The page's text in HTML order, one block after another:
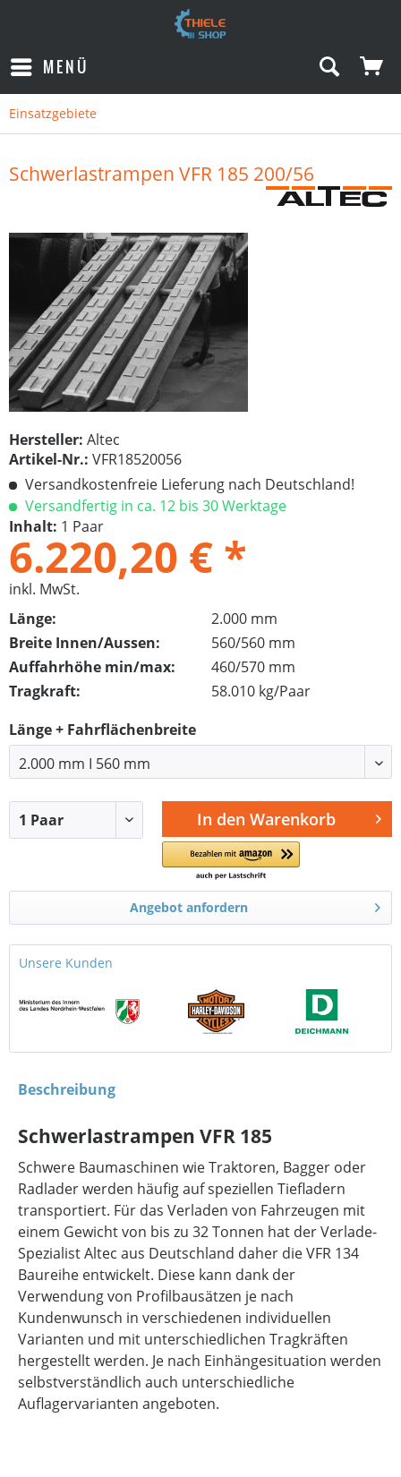
MENÜ
Einsatzgebiete
Schwerlastrampen VFR 185 200/56
Hersteller: Altec
Artikel-Nr.: VFR18520056
Versandkostenfreie Lieferung nach Deutschland!
Versandfertig in ca. 12 bis 30 Werktage
Inhalt: 1 Paar
6.220,20 € *
inkl. MwSt.
Länge:
2.000 mm
Breite Innen/Aussen:
560/560 mm
Auffahrhöhe min/max:
460/570 mm
Tragkraft:
58.010 kg/Paar
Länge + Fahrflächenbreite
In den Warenkorb
Angebot anfordern
Unsere Kunden
Beschreibung
Schwerlastrampen VFR 185
Schwere Baumaschinen wie Traktoren, Bagger oder
Radlader werden häufig auf speziellen Tiefladern
transportiert. Für das Verladen von Fahrzeugen mit
einem Gewicht von bis zu 32 Tonnen hat der Verlade-
Spezialist Altec aus Deutschland daher die VFR 134
Baureihe entwickelt. Diese kann dank der
Verwendung von Profilbausätzen je nach
Kundenwunsch in verschiedenen individuellen
Varianten und mit unterschiedlichen Tragkräften
hergestellt werden. Je nach Einhängesituation werden
selbstverständlich auch unterschiedliche
Auflagervarianten angeboten.